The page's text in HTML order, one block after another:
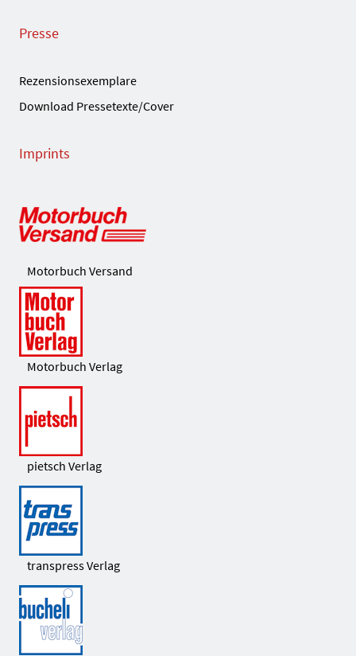
Presse
Rezensionsexemplare
Download Pressetexte/Cover
Imprints
Motorbuch Versand
Motorbuch Verlag
pietsch Verlag
transpress Verlag